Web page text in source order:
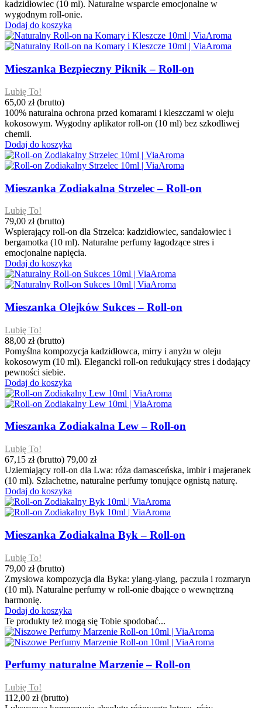
kadzidłowiec (10 ml). Naturalne wsparcie emocjonalne w
wygodnym roll-onie.
Dodaj do koszyka
Mieszanka Bezpieczny Piknik – Roll-on
Lubię To!
65,00 zł (brutto)
100% naturalna ochrona przed komarami i kleszczami w oleju
kokosowym. Wygodny aplikator roll-on (10 ml) bez szkodliwej
chemii.
Dodaj do koszyka
Mieszanka Zodiakalna Strzelec – Roll-on
Lubię To!
79,00 zł (brutto)
Wspierający roll-on dla Strzelca: kadzidłowiec, sandałowiec i
bergamotka (10 ml). Naturalne perfumy łagodzące stres i
emocjonalne napięcia.
Dodaj do koszyka
Mieszanka Olejków Sukces – Roll-on
Lubię To!
88,00 zł (brutto)
Pomyślna kompozycja kadzidłowca, mirry i anyżu w oleju
kokosowym (10 ml). Elegancki roll-on redukujący stres i dodający
pewności siebie.
Dodaj do koszyka
Mieszanka Zodiakalna Lew – Roll-on
Lubię To!
67,15 zł (brutto) 79,00 zł
Uziemiający roll-on dla Lwa: róża damasceńska, imbir i majeranek
(10 ml). Szlachetne, naturalne perfumy tonujące ognistą naturę.
Dodaj do koszyka
Mieszanka Zodiakalna Byk – Roll-on
Lubię To!
79,00 zł (brutto)
Zmysłowa kompozycja dla Byka: ylang-ylang, paczula i rozmaryn
(10 ml). Naturalne perfumy w roll-onie dbające o wewnętrzną
harmonię.
Dodaj do koszyka
Te produkty też mogą się Tobie spodobać...
Perfumy naturalne Marzenie – Roll-on
Lubię To!
112,00 zł (brutto)